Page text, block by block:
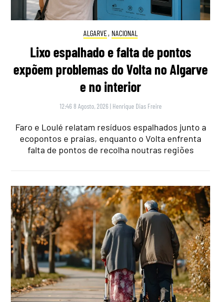
ALGARVE, NACIONAL
Lixo espalhado e falta de pontos
expõem problemas do Volta no Algarve
e no interior
12:46 8 Agosto, 2026 | Henrique Dias Freire
Faro e Loulé relatam resíduos espalhados junto a
ecopontos e praias, enquanto o Volta enfrenta
falta de pontos de recolha noutras regiões